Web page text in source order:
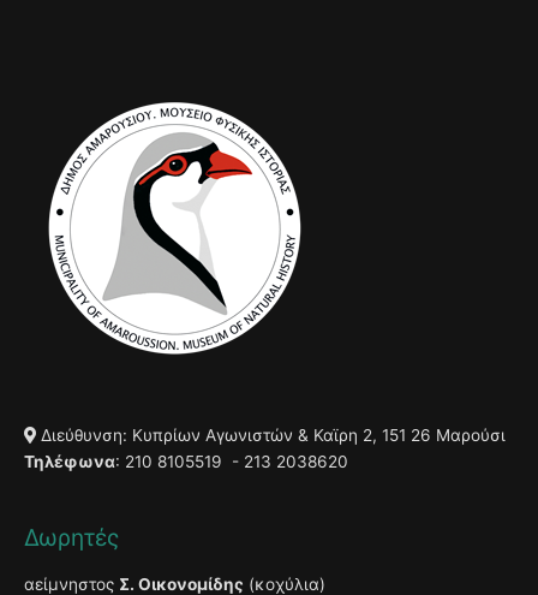
Διεύθυνση: Κυπρίων Αγωνιστών & Καϊρη 2, 151 26 Μαρούσι
Τηλέφωνα: 210 8105519 - 213 2038620
Δωρητές
αείμνηστος Σ. Οικονομίδης (κοχύλια)